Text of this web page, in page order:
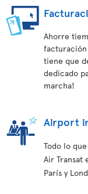
Ahorre
facturación
tiene que
dedicado
marcha!
Airport
Todo lo
Air Transat
París y